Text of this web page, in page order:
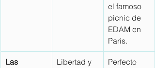
el famoso
picnic de
EDAM en
París.
Las
Libertad y
Perfecto